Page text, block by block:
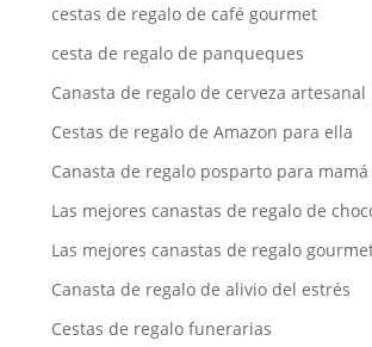
cestas de regalo de café gourmet
cesta de regalo de panqueques
Canasta de regalo de cerveza artesanal
Cestas de regalo de Amazon para ella
Canasta de regalo posparto para mamá
Las mejores canastas de regalo de
Las mejores canastas de regalo
Canasta de regalo de alivio del estrés
Cestas de regalo funerarias